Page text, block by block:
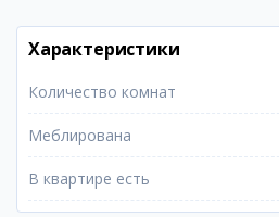
Характеристики
Количество комнат
Меблирована
В квартире есть